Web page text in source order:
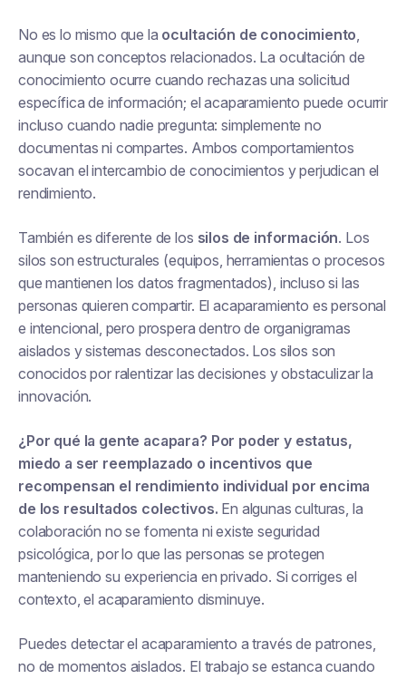
No es lo mismo que la ocultación de conocimiento,
aunque son conceptos relacionados. La ocultación de
conocimiento ocurre cuando rechazas una solicitud
específica de información; el acaparamiento puede ocurrir
incluso cuando nadie pregunta: simplemente no
documentas ni compartes. Ambos comportamientos
socavan el intercambio de conocimientos y perjudican el
rendimiento.
También es diferente de los silos de información. Los
silos son estructurales (equipos, herramientas o procesos
que mantienen los datos fragmentados), incluso si las
personas quieren compartir. El acaparamiento es personal
e intencional, pero prospera dentro de organigramas
aislados y sistemas desconectados. Los silos son
conocidos por ralentizar las decisiones y obstaculizar la
innovación.
¿Por qué la gente acapara? Por poder y estatus,
miedo a ser reemplazado o incentivos que
recompensan el rendimiento individual por encima
de los resultados colectivos. En algunas culturas, la
colaboración no se fomenta ni existe seguridad
psicológica, por lo que las personas se protegen
manteniendo su experiencia en privado. Si corriges el
contexto, el acaparamiento disminuye.
Puedes detectar el acaparamiento a través de patrones,
no de momentos aislados. El trabajo se estanca cuando